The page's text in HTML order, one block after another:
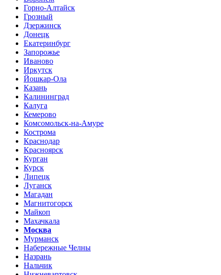
Горно-Алтайск
Грозный
Дзержинск
Донецк
Екатеринбург
Запорожье
Иваново
Иркутск
Йошкар-Ола
Казань
Калининград
Калуга
Кемерово
Комсомольск-на-Амуре
Кострома
Краснодар
Красноярск
Курган
Курск
Липецк
Луганск
Магадан
Магнитогорск
Майкоп
Махачкала
Москва
Мурманск
Набережные Челны
Назрань
Нальчик